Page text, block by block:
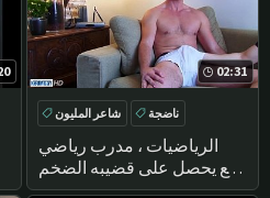
02:31
الرياضيات ، مدرب رياضي
رائع يحصل على قضيبه الضخم
من قبلي !
شاعر المليون
ناضجة
الاستمناء